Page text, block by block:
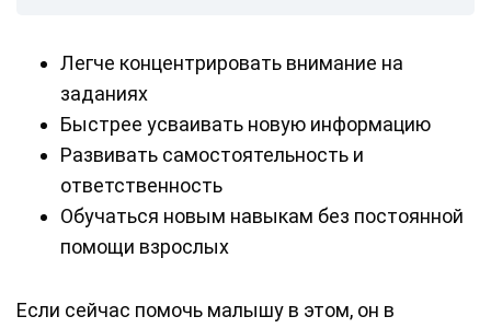
Легче концентрировать внимание на
заданиях
Быстрее усваивать новую информацию
Развивать самостоятельность и
ответственность
Обучаться новым навыкам без постоянной
помощи взрослых
Если сейчас помочь малышу в этом, он в